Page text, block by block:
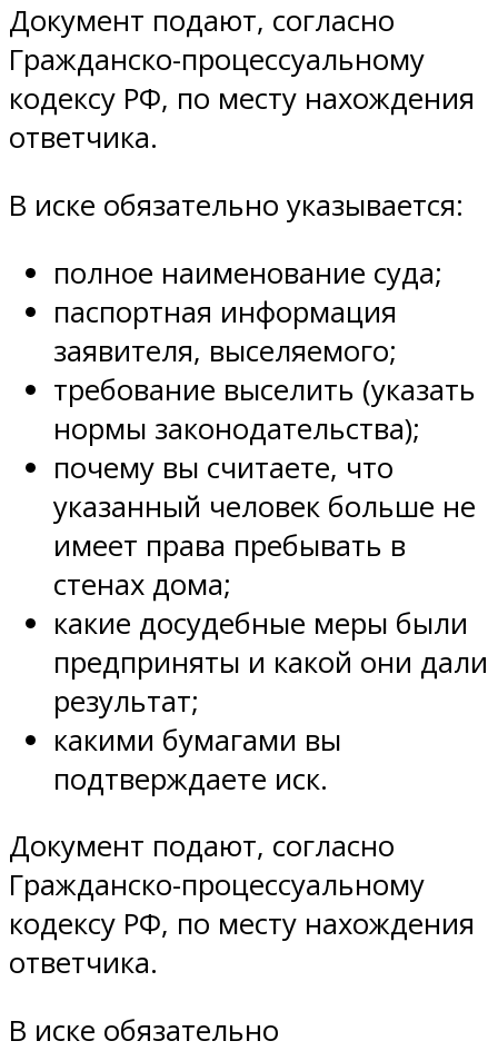
Документ подают, согласно
Гражданско-процессуальному
кодексу РФ, по месту нахождения
ответчика.
В иске обязательно указывается:
полное наименование суда;
паспортная информация
заявителя, выселяемого;
требование выселить (указать
нормы законодательства);
почему вы считаете, что
указанный человек больше не
имеет права пребывать в
стенах дома;
какие досудебные меры были
предприняты и какой они дали
результат;
какими бумагами вы
подтверждаете иск.
Документ подают, согласно
Гражданско-процессуальному
кодексу РФ, по месту нахождения
ответчика.
В иске обязательно